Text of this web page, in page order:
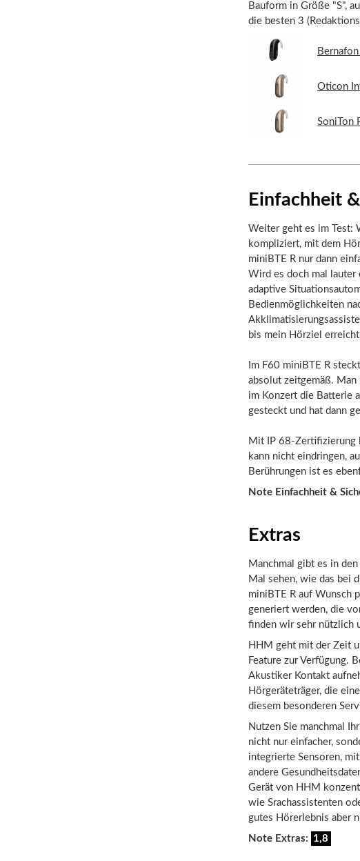
Bauform in Größe "S",
die besten 3
Oticon
SoniTon
Einfachheit
Weiter geht es im Test:
kompliziert, mit dem
miniBTE R nur dann
Wird es doch mal lauter
adaptive
Bedienmöglichkeiten
bis mein Hörziel
Im F60 miniBTE R
absolut zeitgemäß. Man
im Konzert die Batterie
gesteckt und hat dann
Mit IP 68-Zertifizierung
kann nicht eindringen,
Berührungen ist es
Note Einfachheit &
Extras
Manchmal gibt es in
Mal sehen, wie das bei
miniBTE R auf Wunsch
generiert werden, die
finden wir sehr nützlich
HHM geht mit der Zeit
Feature zur Verfügung.
Akustiker Kontakt
Hörgeräteträger, die
diesem besonderen
Nutzen Sie manchmal
nicht nur einfacher,
integrierte Sensoren,
andere
Gerät von HHM
wie Srachassistenten
gutes Hörerlebnis aber
Note Extras: 1,8